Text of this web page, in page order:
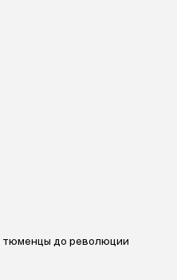
тюменцы до революции